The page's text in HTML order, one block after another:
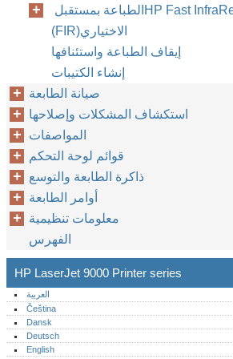
الطباعة بمستقبل ‏HP Fast InfraRed
(FIR)‎‏ الاختياري‏
إيقاف الطباعة واستئنافها
إنشاء الكتيبات
صيانة الطابعة
استكشاف المشكلات وإصلاحها
المواصفات
قوائم لوحة التحكم
ذاكرة الطابعة والتوسع
أوامر الطابعة
معلومات تنظيمية
الفهرس
HP LaserJet 9000 Printer series
العربية
Čeština
Dansk
Deutsch
English